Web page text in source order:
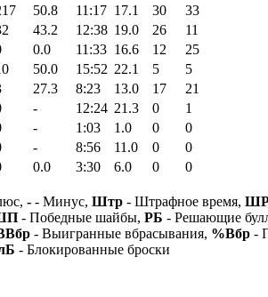
50.8 11:17 17.1 30
33
43.2 12:38 19.0 26
11
0.0 11:33 16.6 12
25
50.0 15:52 22.1 5
5
27.3 8:23 13.0 17
21
- 12:24 21.3 0
1
- 1:03 1.0 0
0
- 8:56 11.0 0
0
0.0 3:30 6.0 0
0
- - Минус, Штр - Штрафное время,
- Победные шайбы, РБ - Решающие
- Выигранные вбрасывания, %Вбр -
- Блокированные броски